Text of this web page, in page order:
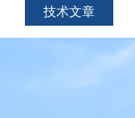
技术文章